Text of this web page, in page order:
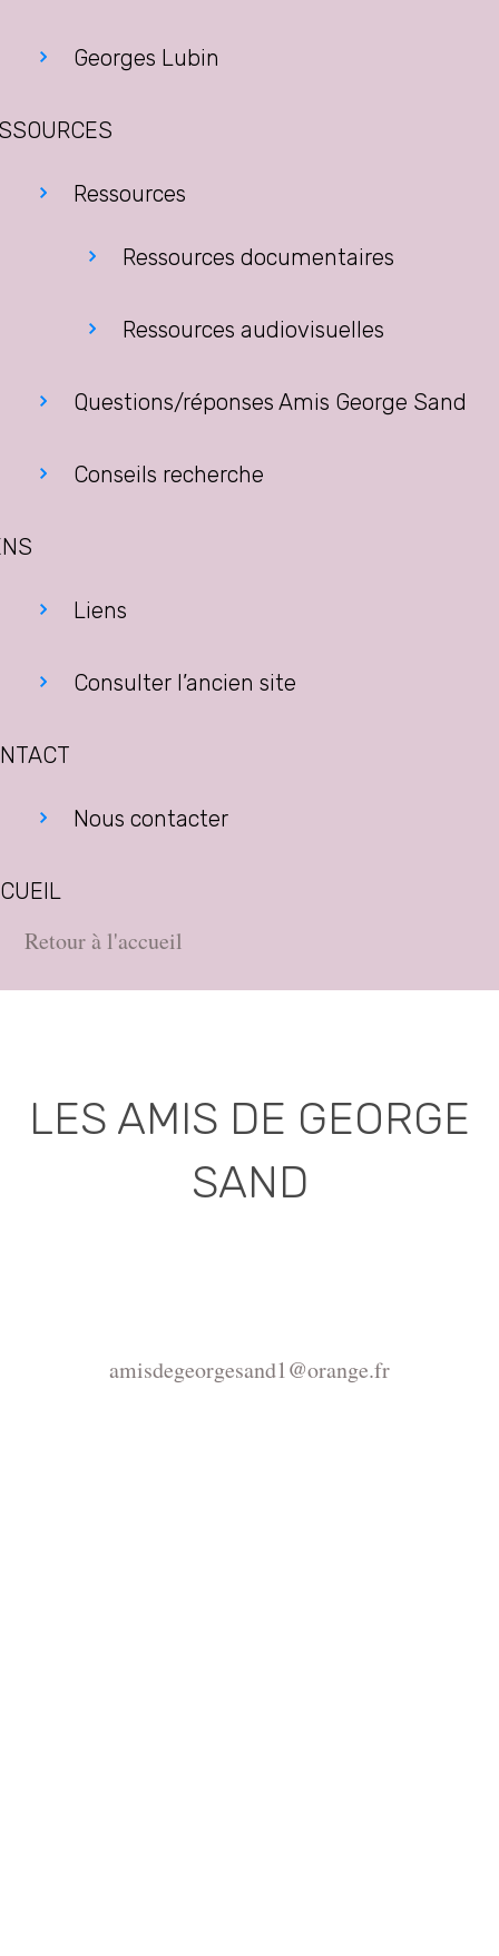
Georges Lubin
Ressources
Ressources documentaires
Ressources audiovisuelles
Questions/réponses Amis George Sand
Conseils recherche
Liens
Consulter l’ancien site
Nous contacter
Retour à l'accueil
LES AMIS DE GEORGE
SAND
amisdegeorgesand1@orange.fr